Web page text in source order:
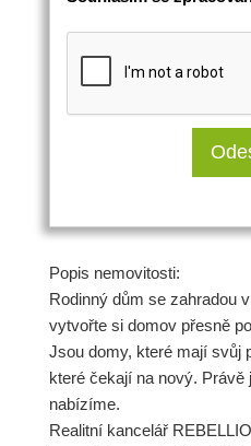
Popis nemovitosti:
Rodinný dům se zahradou
vytvořte si domov přesně
Jsou domy, které mají svůj
které čekají na nový.
nabízíme.
Realitní kancelář